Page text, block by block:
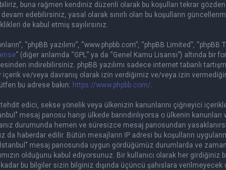
buna rağmen kendiniz düzenli olarak bu koşulları tekrar
edebilirsiniz, yasal olarak sınırlı olan bu koşulların
de kabul etmiş sayılırsınız.
“phpBB yazılımı”, “www.phpbb.com”, “phpBB Limited”, “phpBB
” (diğer anlamda “GPL” ya da “Genel Kamu Lisansı”) altında bir
indirebilirsiniz. phpBB yazılımı sadece internet tabanlı
içerik ve/veya davranış olarak izin verdiğimiz ve/veya izin
bu adrese bakın: https://www.phpbb.com/.
edici, sekse yönelik veya ülkenizin kanunlarını çiğneyici
mesaj panosu hangi ülkede barındırılıyorsa o ülkenin kanunları
durumunda hemen ve süresizce mesaj panosundan
da haberdar edilir. Bütün mesajların IP adresi bu koşulların
mesaj panosunda uygun gördüğümüz durumlarda ve
olduğunu kabul ediyorsunuz. Bir kullanıcı olarak her girdiğiniz
bu bilgiler sizin bilginiz dışında üçüncü şahıslara verilmeyecek